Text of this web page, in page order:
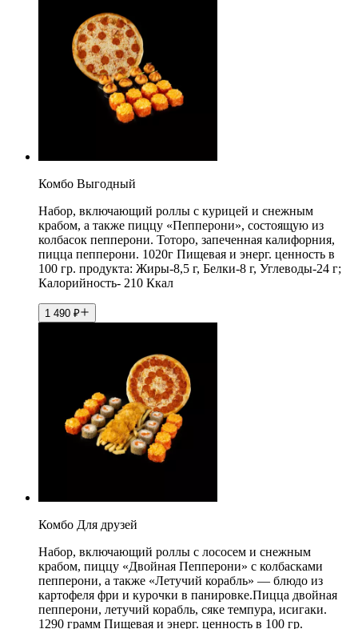
Комбо Выгодный
Набор, включающий роллы с курицей и снежным
крабом, а также пиццу «Пепперони», состоящую из
колбасок пепперони. Тоторо, запеченная калифорния,
пицца пепперони. 1020г Пищевая и энерг. ценность в
100 гр. продукта: Жиры-8,5 г, Белки-8 г, Углеводы-24 г;
Калорийность- 210 Ккал
1 490 ₽
Комбо Для друзей
Набор, включающий роллы с лососем и снежным
крабом, пиццу «Двойная Пепперони» с колбасками
пепперони, а также «Летучий корабль» — блюдо из
картофеля фри и курочки в панировке.Пицца двойная
пепперони, летучий корабль, сяке темпура, исигаки.
1290 грамм Пищевая и энерг. ценность в 100 гр.